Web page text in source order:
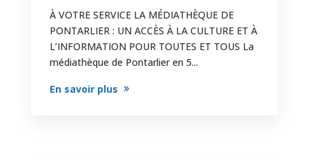
À VOTRE SERVICE LA MÉDIATHÈQUE DE
PONTARLIER : UN ACCÈS À LA CULTURE ET À
L’INFORMATION POUR TOUTES ET TOUS La
médiathèque de Pontarlier en 5...
En savoir plus